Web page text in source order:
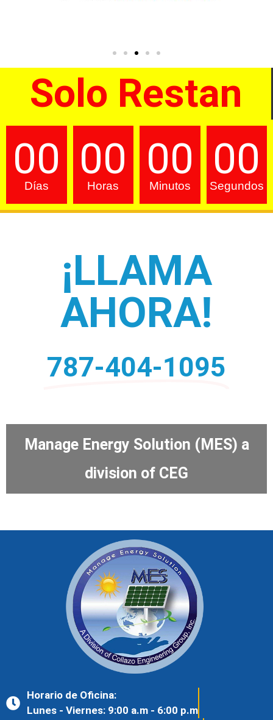
Solo Restan
00
Días
00
Horas
00
Minutos
00
Segundos
¡LLAMA
AHORA!
787-404-1095
Manage Energy Solution (MES) a
division of CEG
Horario de Oficina:
Lunes - Viernes: 9:00 a.m - 6:00 p.m